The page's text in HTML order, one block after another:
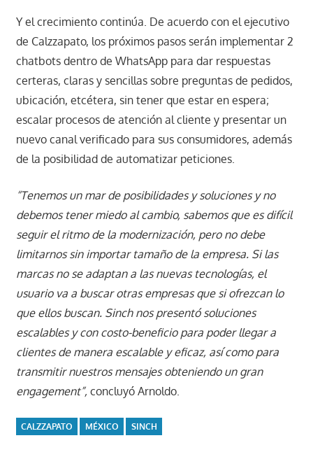
Y el crecimiento continúa. De acuerdo con el ejecutivo
de Calzzapato, los próximos pasos serán implementar 2
chatbots dentro de WhatsApp para dar respuestas
certeras, claras y sencillas sobre preguntas de pedidos,
ubicación, etcétera, sin tener que estar en espera;
escalar procesos de atención al cliente y presentar un
nuevo canal verificado para sus consumidores, además
de la posibilidad de automatizar peticiones.
“Tenemos un mar de posibilidades y soluciones y no
debemos tener miedo al cambio, sabemos que es difícil
seguir el ritmo de la modernización, pero no debe
limitarnos sin importar tamaño de la empresa. Si las
marcas no se adaptan a las nuevas tecnologías, el
usuario va a buscar otras empresas que si ofrezcan lo
que ellos buscan. Sinch nos presentó soluciones
escalables y con costo-beneficio para poder llegar a
clientes de manera escalable y eficaz, así como para
transmitir nuestros mensajes obteniendo un gran
engagement”, concluyó Arnoldo.
CALZZAPATO MÉXICO SINCH